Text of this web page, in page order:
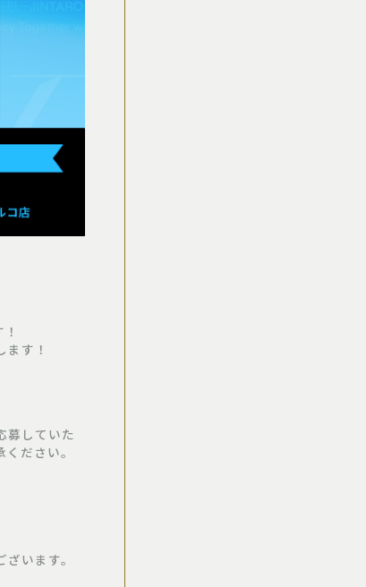
す！
募していた
ださい。
います。